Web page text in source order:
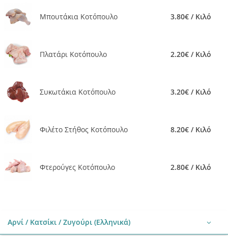
Μπουτάκια Κοτόπουλο 3.80€ / Κιλό
Πλατάρι Κοτόπουλο 2.20€ / Κιλό
Συκωτάκια Κοτόπουλο 3.20€ / Κιλό
Φιλέτο Στήθος Κοτόπουλο 8.20€ / Κιλό
Φτερούγες Κοτόπουλο 2.80€ / Κιλό
Αρνί / Κατσίκι / Ζυγούρι (Ελληνικά)